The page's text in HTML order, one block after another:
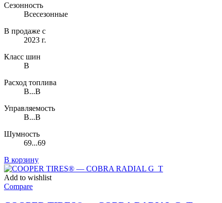
Сезонность
Всесезонные
В продаже с
2023 г.
Класс шин
B
Расход топлива
B...B
Управляемость
B...B
Шумность
69...69
В корзину
Add to wishlist
Compare